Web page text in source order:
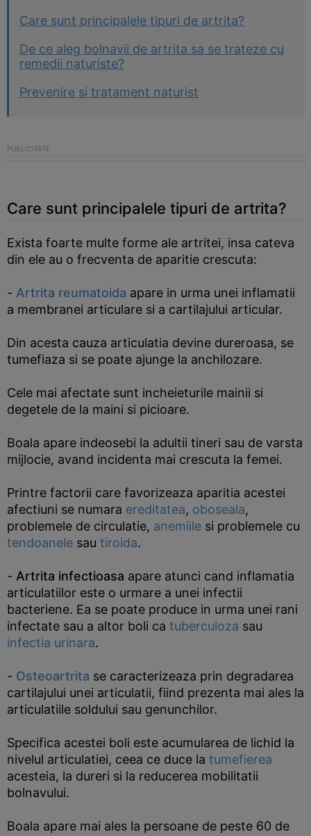
Care sunt principalele tipuri de artrita?
De ce aleg bolnavii de artrita sa se trateze cu
remedii naturiste?
Prevenire si tratament naturist
Care sunt principalele tipuri de artrita?
Exista foarte multe forme ale artritei, insa cateva
din ele au o frecventa de aparitie crescuta:
- Artrita reumatoida apare in urma unei inflamatii
a membranei articulare si a cartilajului articular.
Din acesta cauza articulatia devine dureroasa, se
tumefiaza si se poate ajunge la anchilozare.
Cele mai afectate sunt incheieturile mainii si
degetele de la maini si picioare.
Boala apare indeosebi la adultii tineri sau de varsta
mijlocie, avand incidenta mai crescuta la femei.
Printre factorii care favorizeaza aparitia acestei
afectiuni se numara ereditatea, oboseala,
problemele de circulatie, anemiile si problemele cu
tendoanele sau tiroida.
- Artrita infectioasa apare atunci cand inflamatia
articulatiilor este o urmare a unei infectii
bacteriene. Ea se poate produce in urma unei rani
infectate sau a altor boli ca tuberculoza sau
infectia urinara.
- Osteoartrita se caracterizeaza prin degradarea
cartilajului unei articulatii, fiind prezenta mai ales la
articulatiile soldului sau genunchilor.
Specifica acestei boli este acumularea de lichid la
nivelul articulatiei, ceea ce duce la tumefierea
acesteia, la dureri si la reducerea mobilitatii
bolnavului.
Boala apare mai ales la persoane de peste 60 de